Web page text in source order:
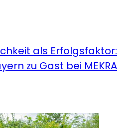
als Erfolgsfaktor:
zu Gast bei MEKRA